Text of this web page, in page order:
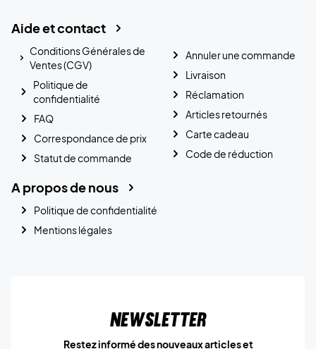
Aide et contact
Conditions Générales de
Ventes (CGV)
Politique de
confidentialité
FAQ
Correspondance de prix
Statut de commande
Annuler une commande
Livraison
Réclamation
Articles retournés
Carte cadeau
Code de réduction
A propos de nous
Politique de confidentialité
Mentions légales
Newsletter
Restez informé des nouveaux articles et